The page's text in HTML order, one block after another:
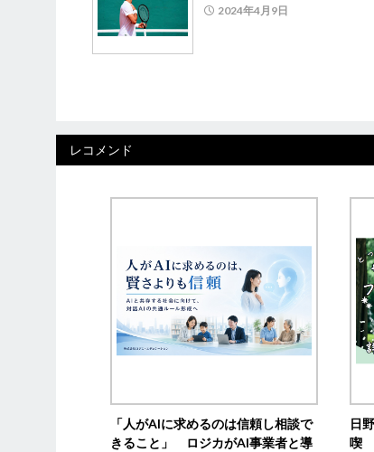
2024年4月9日
レコメンド
「人がAIに求めるのは信頼し相談で
きること」 ロジカがAI事業者と導
日
喫